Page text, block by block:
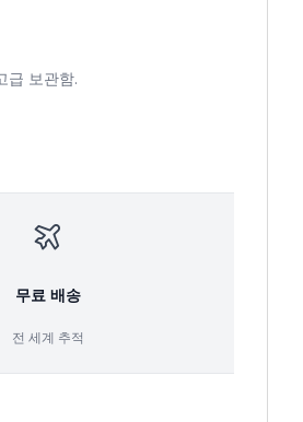
급 보관함.
무료 배송
전 세계 추적